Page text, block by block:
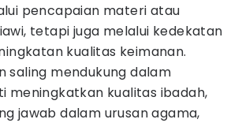
pencapaian materi atau
tetapi juga melalui kedekatan
kualitas keimanan.
saling mendukung dalam
meningkatkan kualitas ibadah,
jawab dalam urusan agama,